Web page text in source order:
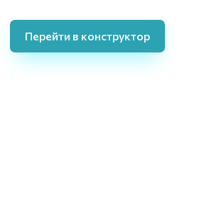
Перейти в конструктор